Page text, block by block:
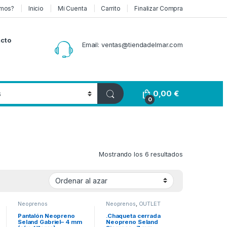
Inicio Mi Cuenta Carrito Finalizar Compra
Email: ventas@tiendadelmar.com
0
0,00€
Mostrando los 6 resultados
Neoprenos
Pantalón Neopreno
Seland Gabriel– 4 mm
Neoprenos, OUTLET
.Chaqueta cerrada
Neopreno Seland